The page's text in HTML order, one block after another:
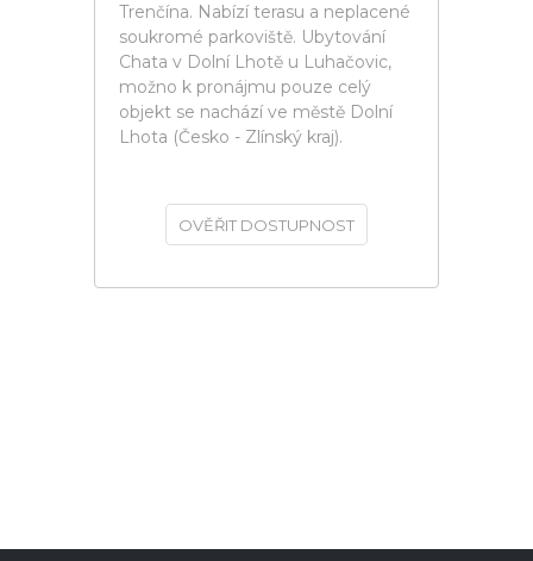
Trenčína. Nabízí terasu a neplacené
soukromé parkoviště. Ubytování
Chata v Dolní Lhotě u Luhačovic,
možno k pronájmu pouze celý
objekt se nachází ve městě Dolní
Lhota (Česko - Zlínský kraj).
OVĚŘIT DOSTUPNOST